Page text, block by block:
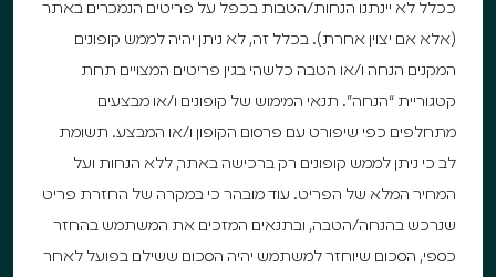
ככלל לא יינתנו הנחות/הטבות בכפל על פריטים הנמכרים באתר
(אלא אם יצוין אחרת). בכלל זה, לא ניתן יהיה לממש קופונים
המקנים הנחה ו/או הטבה כלשהי בגין פריטים המצויים תחת
קטגוריית “הנחה”. תנאי המימוש של קופונים ו/או מבצעים
מתחלפים כפי שיפורט עם פרסום הקופון ו/או המבצע. תשומת
לב כי ניתן לממש קופונים רק ברכישה באתר, ללא הנחות ועל
המחיר המלא של הפריט. עוד מובהר כי במקרה של החזרת פריט
שנרכש בהנחה/הטבה, ובתנאים המזכים את המשתמש בהחזר
כספי, הסכום שיוחזר למשתמש יהיה הסכום ששילם בפועל לאחר